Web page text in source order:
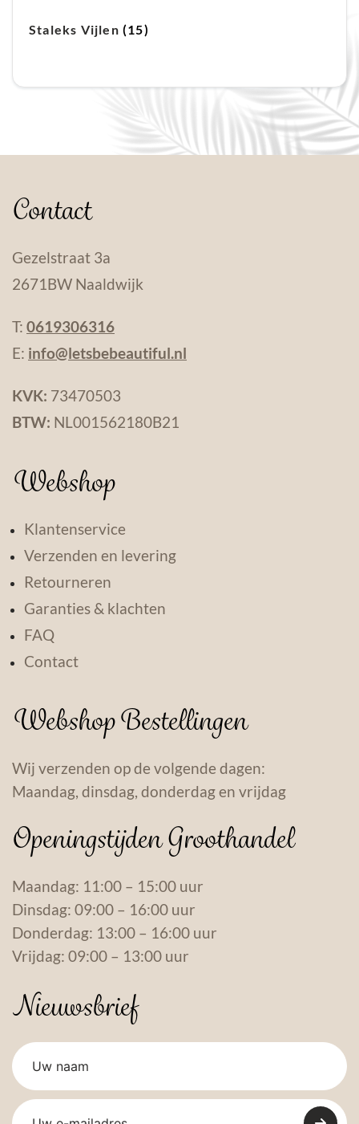
Staleks Vijlen (15)
Contact
Gezelstraat 3a
2671BW Naaldwijk
T: 0619306316
E: info@letsbebeautiful.nl
KVK: 73470503
BTW: NL001562180B21
Webshop
Klantenservice
Verzenden en levering
Retourneren
Garanties & klachten
FAQ
Contact
Webshop Bestellingen
Wij verzenden op de volgende dagen:
Maandag, dinsdag, donderdag en vrijdag
Openingstijden Groothandel
Maandag: 11:00 – 15:00 uur
Dinsdag: 09:00 – 16:00 uur
Donderdag: 13:00 – 16:00 uur
Vrijdag: 09:00 – 13:00 uur
Nieuwsbrief